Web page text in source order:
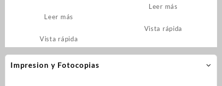
Impresion y Fotocopias
Leer más
Vista rápida
Leer más
Vista rápida